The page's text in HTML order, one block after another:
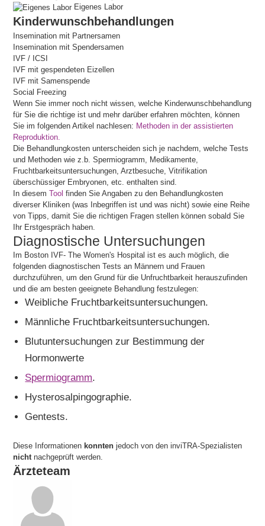
Eigenes Labor
Kinderwunschbehandlungen
Insemination mit Partnersamen
Insemination mit Spendersamen
IVF / ICSI
IVF mit gespendeten Eizellen
IVF mit Samenspende
Social Freezing
Wenn Sie immer noch nicht wissen, welche Kinderwunschbehandlung
für Sie die richtige ist und mehr darüber erfahren möchten, können
Sie im folgenden Artikel nachlesen: Methoden in der assistierten
Reproduktion.
Die Behandlungkosten unterscheiden sich je nachdem, welche Tests
und Methoden wie z.b. Spermiogramm, Medikamente,
Fruchtbarkeitsuntersuchungen, Arztbesuche, Vitrifikation
überschüssiger Embryonen, etc. enthalten sind.
In diesemTool finden Sie Angaben zu den Behandlungkosten
diverser Kliniken (was Inbegriffen ist und was nicht) sowie eine Reihe
von Tipps, damit Sie die richtigen Fragen stellen können sobald Sie
Ihr Erstgespräch haben.
Diagnostische Untersuchungen
Im Boston IVF- The Women's Hospital ist es auch möglich, die
folgenden diagnostischen Tests an Männern und Frauen
durchzuführen, um den Grund für die Unfruchtbarkeit herauszufinden
und die am besten geeignete Behandlung festzulegen:
Weibliche Fruchtbarkeitsuntersuchungen.
Männliche Fruchtbarkeitsuntersuchungen.
Blutuntersuchungen zur Bestimmung der
Hormonwerte
Spermiogramm.
Hysterosalpingographie.
Gentests.
Diese Informationen konntenjedoch von den inviTRA-Spezialisten
nichtnachgeprüft werden.
Ärzteteam